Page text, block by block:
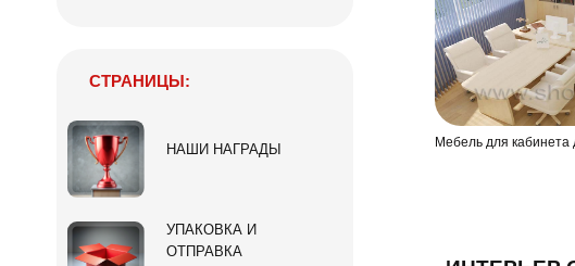
Мебель для кабинета
СТРАНИЦЫ:
НАШИ НАГРАДЫ
УПАКОВКА И
ОТПРАВКА